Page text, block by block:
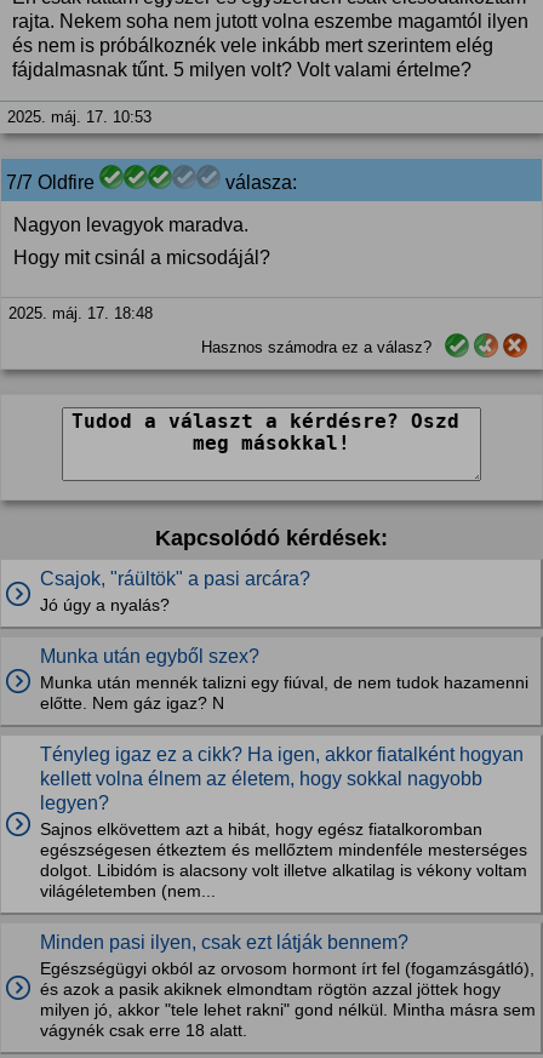
rajta. Nekem soha nem jutott volna eszembe magamtól ilyen
és nem is próbálkoznék vele inkább mert szerintem elég
fájdalmasnak tűnt. 5 milyen volt? Volt valami értelme?
2025. máj. 17. 10:53
7/7 Oldfire válasza:
Nagyon levagyok maradva.
Hogy mit csinál a micsodájál?
2025. máj. 17. 18:48
Hasznos számodra ez a válasz?
Kapcsolódó kérdések:
Csajok, "ráültök" a pasi arcára?
Jó úgy a nyalás?
Munka után egyből szex?
Munka után mennék talizni egy fiúval, de nem tudok hazamenni
előtte. Nem gáz igaz? N
Tényleg igaz ez a cikk? Ha igen, akkor fiatalként hogyan
kellett volna élnem az életem, hogy sokkal nagyobb
legyen?
Sajnos elkövettem azt a hibát, hogy egész fiatalkoromban
egészségesen étkeztem és mellőztem mindenféle mesterséges
dolgot. Libidóm is alacsony volt illetve alkatilag is vékony voltam
világéletemben (nem...
Minden pasi ilyen, csak ezt látják bennem?
Egészségügyi okból az orvosom hormont írt fel (fogamzásgátló),
és azok a pasik akiknek elmondtam rögtön azzal jöttek hogy
milyen jó, akkor "tele lehet rakni" gond nélkül. Mintha másra sem
vágynék csak erre 18 alatt.